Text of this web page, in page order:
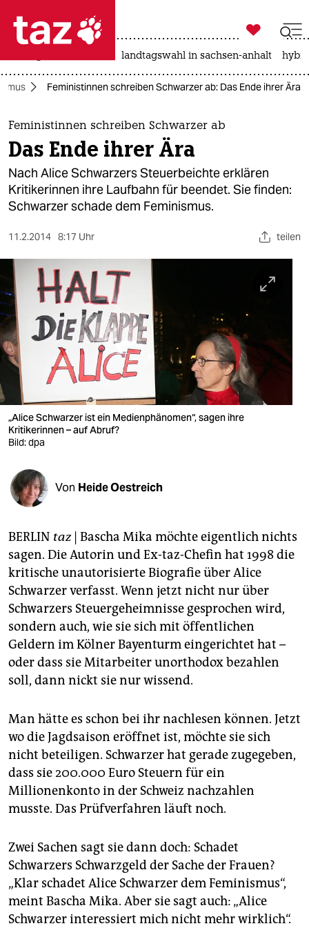
 taz zahl ich
taz zahl ich
themen
politik
öko
sport
berlin
nord
wahrheit
verlag
verlag
shop
fragen & hilfe
unterstützen
abo
genossenschaft
epaper login

taz zahl ich
landtagswahl in sachsen-anhalt
Feministinnen schreiben Schwarzer ab: Das Ende ihrer Ära
Feministinnen schreiben Schwarzer ab
Das Ende ihrer Ära
Nach Alice Schwarzers Steuerbeichte erklären
Kritikerinnen ihre Laufbahn für beendet. Sie finden:
Schwarzer schade dem Feminismus.
11.2.2014 8:17 Uhr teilen
„Alice Schwarzer ist ein Medienphänomen“, sagen ihre
Kritikerinnen – auf Abruf?
Bild: dpa
Von Heide Oestreich
BERLIN taz| Bascha Mika möchte eigentlich nichts
sagen. Die Autorin und Ex-taz-Chefin hat 1998 die
kritische unautorisierte Biografie über Alice
Schwarzer verfasst. Wenn jetzt nicht nur über
Schwarzers Steuergeheimnisse gesprochen wird,
sondern auch, wie sie sich mit öffentlichen
Geldern im Kölner Bayenturm eingerichtet hat –
oder dass sie Mitarbeiter unorthodox bezahlen
soll, dann nickt sie nur wissend.
Man hätte es schon bei ihr nachlesen können. Jetzt
wo die Jagdsaison eröffnet ist, möchte sie sich
nicht beteiligen. Schwarzer hat gerade zugegeben,
dass sie 200.000 Euro Steuern für ein
Millionenkonto in der Schweiz nachzahlen
musste. Das Prüfverfahren läuft noch.
Zwei Sachen sagt sie dann doch: Schadet
Schwarzers Schwarzgeld der Sache der Frauen?
„Klar schadet Alice Schwarzer dem Feminismus“,
meint Bascha Mika. Aber sie sagt auch: „Alice
Schwarzer interessiert mich nicht mehr wirklich“.